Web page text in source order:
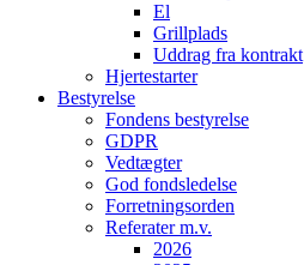
El
Grillplads
Uddrag fra kontrakt
Hjertestarter
Bestyrelse
Fondens bestyrelse
GDPR
Vedtægter
God fondsledelse
Forretningsorden
Referater m.v.
2026